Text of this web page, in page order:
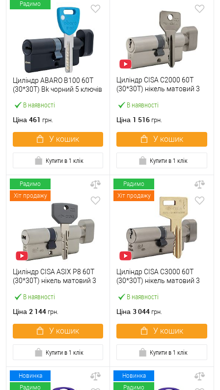
Радимо
В наявності
Циліндр ABARO B100 60T
(30*30T) Bk чорний 5 ключів
Ціна 461 грн.
У кошик
Купити в 1 клік
В наявності
Циліндр CISA C2000 60T
(30*30T) нікель матовий 3
Ціна 1 516 грн.
У кошик
Купити в 1 клік
Радимо
Хіт продажу
В наявності
Циліндр CISA ASIX P8 60T
(30*30T) нікель матовий 3
Ціна 2 144 грн.
У кошик
Купити в 1 клік
Радимо
Хіт продажу
В наявності
Циліндр CISA C3000 60T
(30*30T) нікель матовий 3
Ціна 3 044 грн.
У кошик
Купити в 1 клік
Новинка
Радимо
Новинка
Радимо